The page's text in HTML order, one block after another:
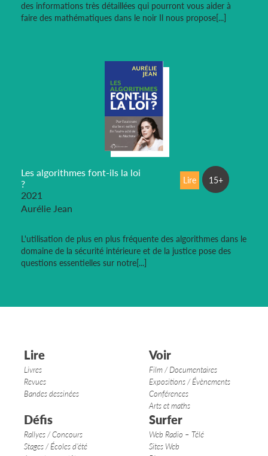
des informations très détaillées qui pourront vous aider à
faire des mathématiques dans le noir Il nous propose[...]
Les algorithmes font-ils la loi
?
2021
Aurélie Jean
L'utilisation de plus en plus fréquente des algorithmes dans le
domaine de la sécurité intérieure et de la justice pose des
questions essentielles sur notre[...]
Lire 15+
Lire
Livres
Revues
Bandes dessinées
Voir
Film / Documentaires
Expositions / Évènements
Conférences
Arts et maths
Défis
Rallyes / Concours
Stages / Écoles d’été
Surfer
Web Radio – Télé
Sites Web